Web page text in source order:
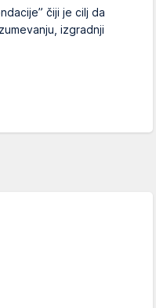
čiji je cilj da
izgradnji